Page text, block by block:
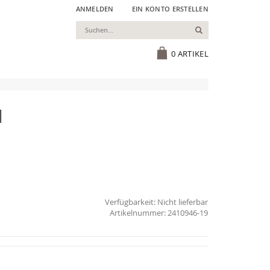
ANMELDEN EIN KONTO ERSTELLEN
0 ARTIKEL
Suchen
Verfügbarkeit: Nicht lieferbar
2410946-19